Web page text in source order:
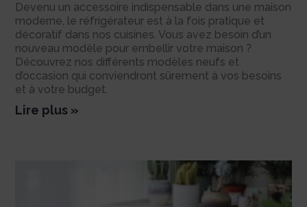
Devenu un accessoire indispensable dans une maison
moderne, le réfrigérateur est à la fois pratique et
décoratif dans nos cuisines. Vous avez besoin d’un
nouveau modèle pour embellir votre maison ?
Découvrez nos différents modèles neufs et
d’occasion qui conviendront sûrement à vos besoins
et à votre budget.
Lire plus »